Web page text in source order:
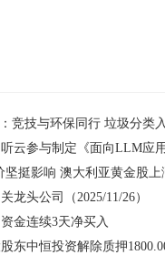
竞技与环保同行 垃圾分类
坚挺影响 澳大利亚黄金股上
龙头公司（2025/11/26）
金连续3天净买入
东中恒投资解除质押